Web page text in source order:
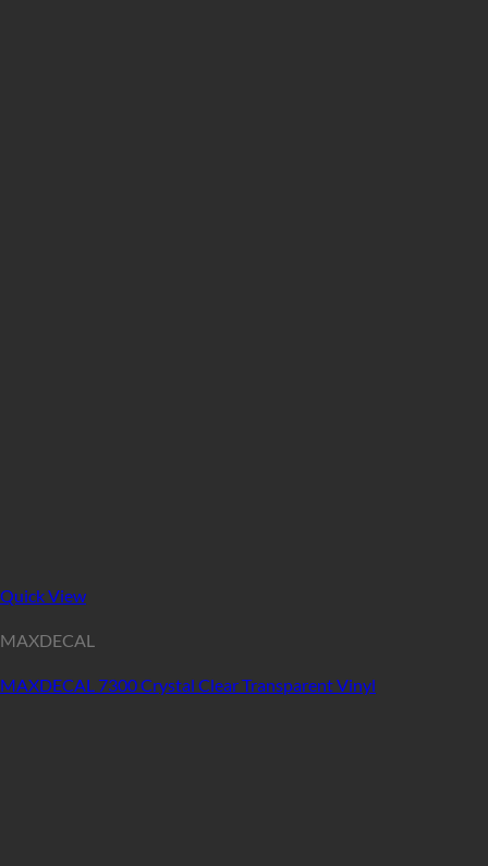
Quick View
MAXDECAL
MAXDECAL 7300 Crystal Clear Transparent Vinyl